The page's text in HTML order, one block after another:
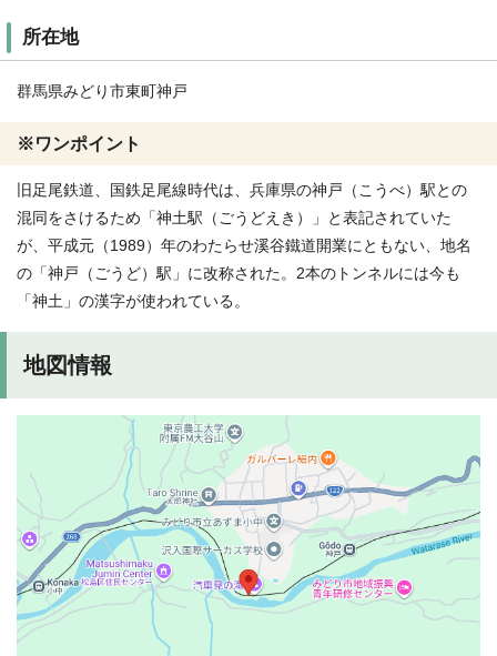
所在地
群馬県みどり市東町神戸
※ワンポイント
旧足尾鉄道、国鉄足尾線時代は、兵庫県の神戸（こうべ）駅との
混同をさけるため「神土駅（ごうどえき）」と表記されていた
が、平成元（1989）年のわたらせ溪谷鐵道開業にともない、地名
の「神戸（ごうど）駅」に改称された。2本のトンネルには今も
「神土」の漢字が使われている。
地図情報